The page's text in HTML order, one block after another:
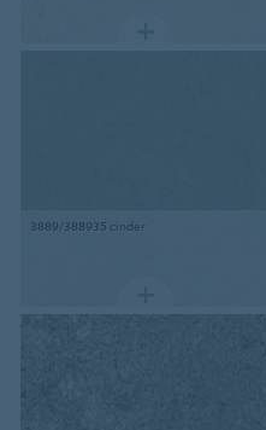
3889/388935 cinder